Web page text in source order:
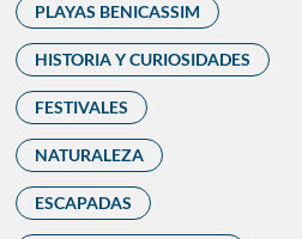
PLAYAS BENICASSIM
HISTORIA Y CURIOSIDADES
FESTIVALES
NATURALEZA
ESCAPADAS